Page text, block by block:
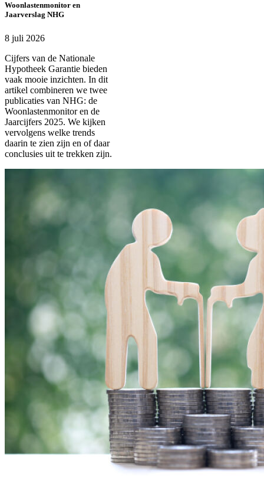
Woonlastenmonitor en
Jaarverslag NHG
8 juli 2026
Cijfers van de Nationale
Hypotheek Garantie bieden
vaak mooie inzichten. In dit
artikel combineren we twee
publicaties van NHG: de
Woonlastenmonitor en de
Jaarcijfers 2025. We kijken
vervolgens welke trends
daarin te zien zijn en of daar
conclusies uit te trekken zijn.